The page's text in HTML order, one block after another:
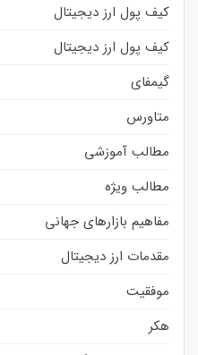
کیف پول ارز دیجیتال
کیف پول ارز دیجیتال
گیمفای
متاورس
مطالب آموزشی
مطالب ویژه
مفاهیم بازارهای جهانی
مقدمات ارز دیجیتال
موفقیت
هکر